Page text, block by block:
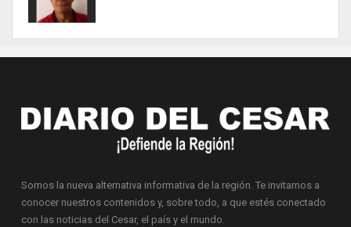
Somos la nueva alternativa informativa de la región. Te invitamos a
conocer nuestros contenidos y, sobre todo, a que estés conectado
con las noticias del Cesar, el país y el mundo.